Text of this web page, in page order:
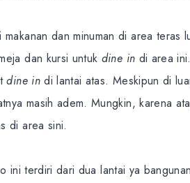
makanan dan minuman di area teras
dan kursi untuk dine in di area
dine indi lantai atas. Meskipun di
masih adem. Mungkin, karena
di area sini.
ini terdiri dari dua lantai ya